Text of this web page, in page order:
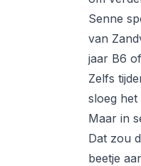
Senne
van
jaar B6
Zelfs
sloeg het
Maar in
Dat zou
beetje